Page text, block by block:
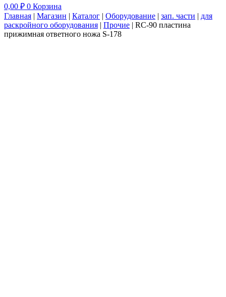
0,00 ₽ 0 Корзина
Главная | Магазин | Каталог | Оборудование | зап. части | для
раскройного оборудования | Прочие | RC-90 пластина
прижимная ответного ножа S-178